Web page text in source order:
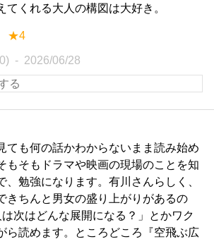
てくれる大人の構図は大好き。
★4
2026/06/28
ても何の話かわからないまま読み始め
もそもドラマや映画の現場のことを知
、勉強になります。有川さんらしく、
きちんと男女の盛り上がりがあるの
次はどんな展開になる？」とかワク
ら読めます。ところどころ『空飛ぶ広